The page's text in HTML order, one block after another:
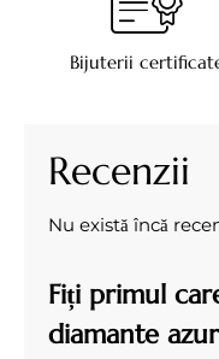
Bijuterii
Recenzii
Nu există încă
Fiți primul
diamante